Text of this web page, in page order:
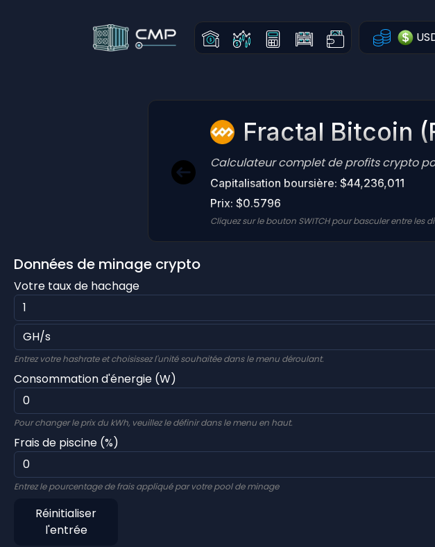
Fractal Bitcoin
Calculateur complet de profits crypto
Capitalisation boursière: $44,236,011
Prix: $0.5796
Cliquez sur le bouton SWITCH pour basculer entre les
Données de minage crypto
Votre taux de hachage
Entrez votre hashrate et choisissez l'unité souhaitée dans le menu déroulant.
Consommation d'énergie (W)
Pour changer le prix du kWh, veuillez le définir dans le menu en haut.
Frais de piscine (%)
Entrez le pourcentage de frais appliqué par votre pool de minage
Réinitialiser
l'entrée